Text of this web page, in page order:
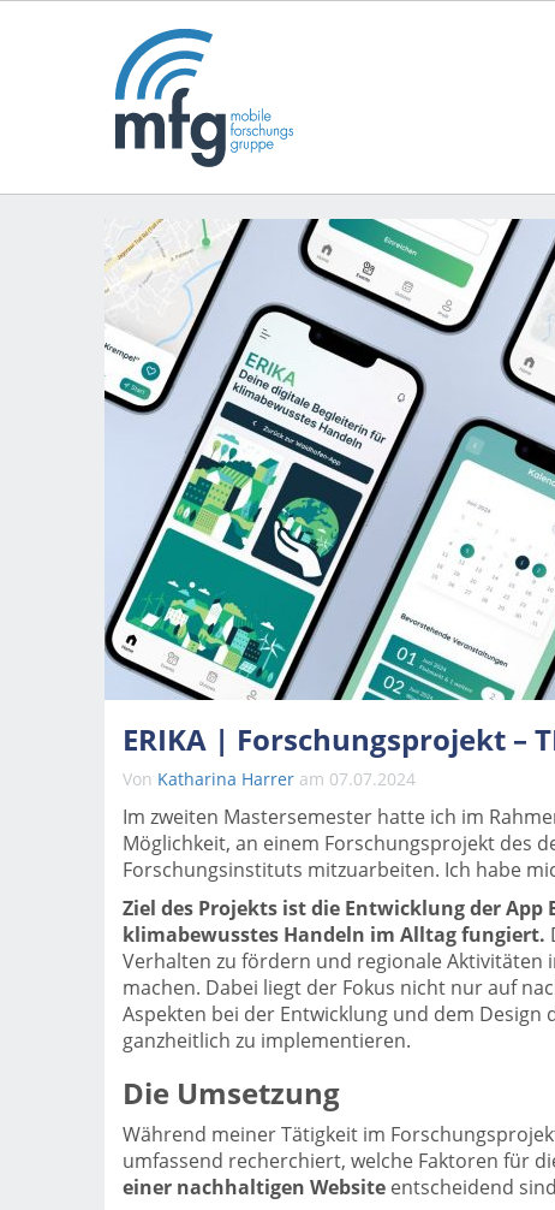
ERIKA | Forschungsprojekt –
Von Katharina Harrer am 07.07.2024
Im zweiten Mastersemester hatte ich im
Möglichkeit, an einem Forschungsprojekt des
Forschungsinstituts mitzuarbeiten. Ich habe
Ziel des Projekts ist die Entwicklung der App
klimabewusstes Handeln im Alltag fungiert.
Verhalten zu fördern und regionale Aktivitäten
machen. Dabei liegt der Fokus nicht nur auf
Aspekten bei der Entwicklung und dem
ganzheitlich zu implementieren.
Die Umsetzung
Während meiner Tätigkeit im
umfassend recherchiert, welche Faktoren für
einer nachhaltigen Website entscheidend